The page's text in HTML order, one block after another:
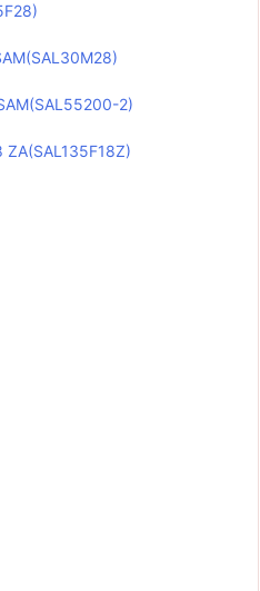
2)
ZA(SAL135F18Z)